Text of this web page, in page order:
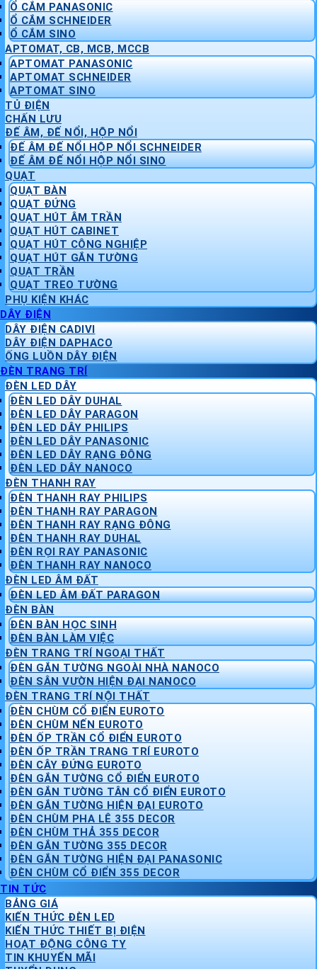
Ổ CẮM PANASONIC
Ổ CẮM SCHNEIDER
Ổ CẮM SINO
APTOMAT, CB, MCB, MCCB
APTOMAT PANASONIC
APTOMAT SCHNEIDER
APTOMAT SINO
TỦ ĐIỆN
CHẤN LƯU
ĐẾ ÂM, ĐẾ NỔI, HỘP NỔI
ĐẾ ÂM ĐẾ NỔI HỘP NỔI SCHNEIDER
ĐẾ ÂM ĐẾ NỔI HỘP NỔI SINO
QUẠT
QUẠT BÀN
QUẠT ĐỨNG
QUẠT HÚT ÂM TRẦN
QUẠT HÚT CABINET
QUẠT HÚT CÔNG NGHIỆP
QUẠT HÚT GẮN TƯỜNG
QUẠT TRẦN
QUẠT TREO TƯỜNG
PHỤ KIỆN KHÁC
DÂY ĐIỆN
DÂY ĐIỆN CADIVI
DÂY ĐIỆN DAPHACO
ỐNG LUỒN DÂY ĐIỆN
ĐÈN TRANG TRÍ
ĐÈN LED DÂY
ĐÈN LED DÂY DUHAL
ĐÈN LED DÂY PARAGON
ĐÈN LED DÂY PHILIPS
ĐÈN LED DÂY PANASONIC
ĐÈN LED DÂY RẠNG ĐÔNG
ĐÈN LED DÂY NANOCO
ĐÈN THANH RAY
ĐÈN THANH RAY PHILIPS
ĐÈN THANH RAY PARAGON
ĐÈN THANH RAY RẠNG ĐÔNG
ĐÈN THANH RAY DUHAL
ĐÈN RỌI RAY PANASONIC
ĐÈN THANH RAY NANOCO
ĐÈN LED ÂM ĐẤT
ĐÈN LED ÂM ĐẤT PARAGON
ĐÈN BÀN
ĐÈN BÀN HỌC SINH
ĐÈN BÀN LÀM VIỆC
ĐÈN TRANG TRÍ NGOẠI THẤT
ĐÈN GẮN TƯỜNG NGOÀI NHÀ NANOCO
ĐÈN SÂN VƯỜN HIỆN ĐẠI NANOCO
ĐÈN TRANG TRÍ NỘI THẤT
ĐÈN CHÙM CỔ ĐIỂN EUROTO
ĐÈN CHÙM NẾN EUROTO
ĐÈN ỐP TRẦN CỔ ĐIỂN EUROTO
ĐÈN ỐP TRẦN TRANG TRÍ EUROTO
ĐÈN CÂY ĐỨNG EUROTO
ĐÈN GẮN TƯỜNG CỔ ĐIỂN EUROTO
ĐÈN GẮN TƯỜNG TÂN CỔ ĐIỂN EUROTO
ĐÈN GẮN TƯỜNG HIỆN ĐẠI EUROTO
ĐÈN CHÙM PHA LÊ 355 DECOR
ĐÈN CHÙM THẢ 355 DECOR
ĐÈN GẮN TƯỜNG 355 DECOR
ĐÈN GẮN TƯỜNG HIỆN ĐẠI PANASONIC
ĐÈN CHÙM CỔ ĐIỂN 355 DECOR
TIN TỨC
BẢNG GIÁ
KIẾN THỨC ĐÈN LED
KIẾN THỨC THIẾT BỊ ĐIỆN
HOẠT ĐỘNG CÔNG TY
TIN KHUYẾN MÃI